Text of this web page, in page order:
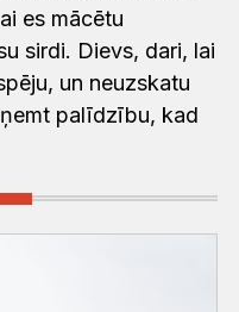
es mācētu
sirdi. Dievs, dari, lai
un neuzskatu
palīdzību, kad